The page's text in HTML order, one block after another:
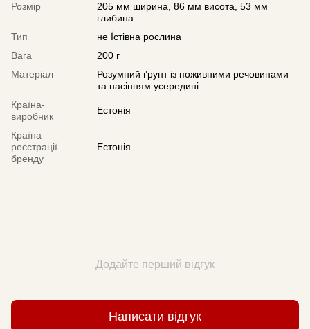
Розмір
205 мм ширина, 86 мм висота, 53 мм
глибина
Тип
не Їстівна рослина
Вага
200 г
Матеріал
Розумний ґрунт із поживними речовинами
та насінням усередині
Країна-
виробник
Естонія
Країна
реєстрації
бренду
Естонія
Додайте перший відгук
Написати відгук